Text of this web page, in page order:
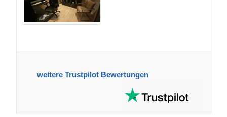
weitere Trustpilot Bewertungen